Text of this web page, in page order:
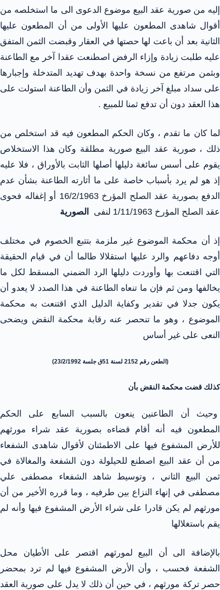
إليه من صورية عقد البيع موضوع الدعوى الى ما استخلصه من
أقوال شاهدى المطعون عليها الأولى من أن المطعون عليها
الثانية بعد أن باعت لها حصتها في العقار وقبضت الثمن المتفق
عليه طلبت زيادة وإزاء الرفض اصطنعت عقدا آخر مع الطاعنة
وبثمن مرتفع من نسخة واحدة بهدف تهديد المتدخلة وإجبارها
على سداد مبلغ آخر زيادة في الثمن وأن الطاعنة استولت على
هذا العقد دون أن تدفع ثمنا للمبيع .
لما كان ما تقدم ، وكان الحكم المطعون فيه قد استخلص من
ذلك ، صورية عقد البيع صورية مطلقة وكان هذا الاستخلاص
يقوم على أسس سائغة دليلها أصلها الثابت بالأوراق ، فلا عليه
إذ هو لم يرد بأسباب خاصة على ما أثارته الطاعنة بشأن عدم
الدفع بصورية عقد الصلح المؤرخ 16/2/1963 أو إغفاله فحوى
عقد الصلح المؤرخ 1/11/1963 لنفى
الصورية
إذ أن محكمة الموضوع غير ملزمة بتتبع الخصوم في مختلف
أوجه دفاعهم والرد عليها استقلالا طالما أن في قيام الحقيقة
التي اقتنعت بها وأوردت دليلها الرد الضمني المسقط لكل ما
يخالفها ومن ثم فإن ما تنعاه الطاعنة في هذا الصدد لا يعدو أن
يكون جدلا في تقدير وكفاية الدليل الذي اقتنعت به محكمة
الموضوع ، وهو ما تنحصر عنه رقابة محكمة النقض ويضحى
النعى على غير أساس
(الطعن رقم 2152 لسنة 51ق جلسة 23/2/1992)
كذلك قضت محكمة النقض بأن
وحيث أن الطاعنين ينعون بالسبب السابع على الحكم
المطعون فيه أنه أقام قضاءه بصورية عقد شراء مورثهم
للأرض المشفوع فيها على الاطمئنان لأقوال شاهدى الشفعاء
من أن عقد البيع اصطنع للحيلولة دون الشفعة والمغالاة في
ثمن البيع الثاني ، وتوسيط شاهد الشفعاء مصطفى علي
مصطفى في إنهاء النزاع بين طرفيه ، وما قرره الأخير من أن
مورثهم لم يكن قادرا على شراء الأرض المشفوع فيها وأنه لم
يقم باستغلالها
بالإضافة الى أن البيع لمورثهم اقتصر على الأطيان محل
الشفعة فحسب ، وأن الأرض المشفوع فيها لم ترد بمحضر
حصر تركة مورثهم ، في حين أن ذلك لا يدل على صورية العقد